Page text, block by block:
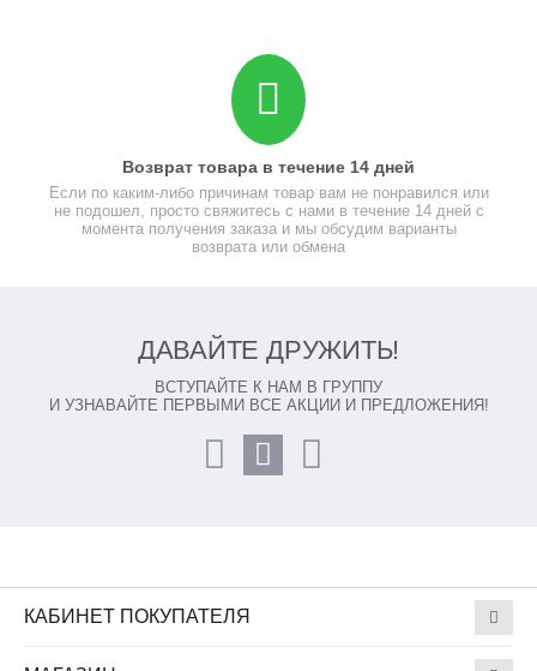
Возврат товара в течение 14 дней
Если по каким-либо причинам товар вам не понравился или
не подошел, просто свяжитесь с нами в течение 14 дней с
момента получения заказа и мы обсудим варианты
возврата или обмена
ДАВАЙТЕ ДРУЖИТЬ!
ВСТУПАЙТЕ К НАМ В ГРУППУ
И УЗНАВАЙТЕ ПЕРВЫМИ ВСЕ АКЦИИ И ПРЕДЛОЖЕНИЯ!
КАБИНЕТ ПОКУПАТЕЛЯ